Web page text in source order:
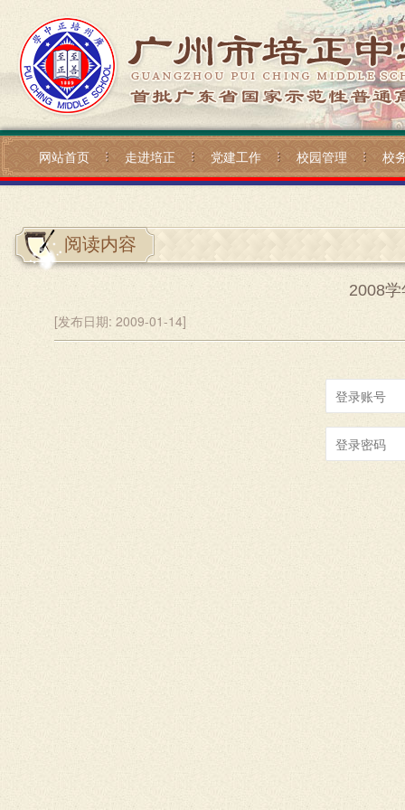
网站首页 走进培正 党建工作 校园管理 校
阅读内容
2008
[发布日期: 2009-01-14]